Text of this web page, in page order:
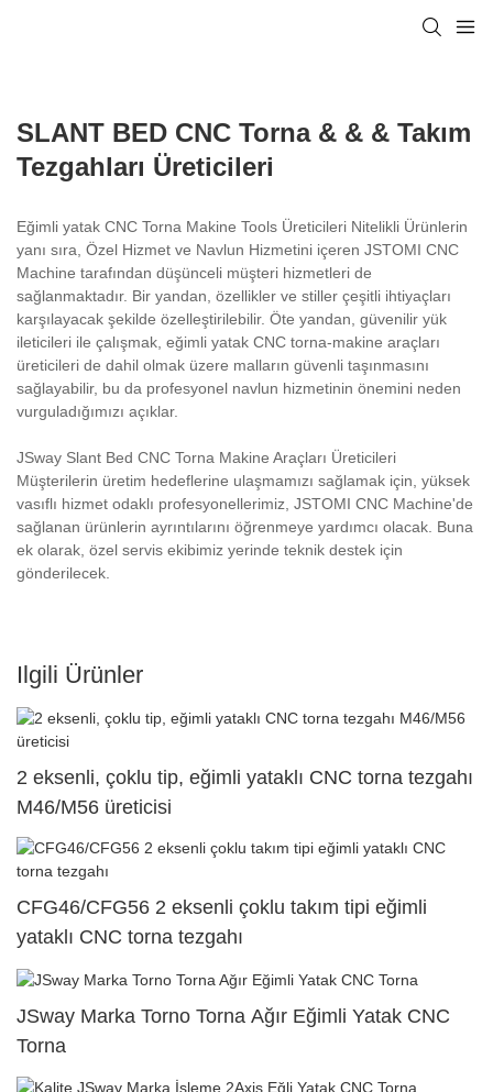
SLANT BED CNC Torna & & & Takım
Tezgahları Üreticileri
Eğimli yatak CNC Torna Makine Tools Üreticileri Nitelikli Ürünlerin
yanı sıra, Özel Hizmet ve Navlun Hizmetini içeren JSTOMI CNC
Machine tarafından düşünceli müşteri hizmetleri de
sağlanmaktadır. Bir yandan, özellikler ve stiller çeşitli ihtiyaçları
karşılayacak şekilde özelleştirilebilir. Öte yandan, güvenilir yük
ileticileri ile çalışmak, eğimli yatak CNC torna-makine araçları
üreticileri de dahil olmak üzere malların güvenli taşınmasını
sağlayabilir, bu da profesyonel navlun hizmetinin önemini neden
vurguladığımızı açıklar.
JSway Slant Bed CNC Torna Makine Araçları Üreticileri
Müşterilerin üretim hedeflerine ulaşmamızı sağlamak için, yüksek
vasıflı hizmet odaklı profesyonellerimiz, JSTOMI CNC Machine'de
sağlanan ürünlerin ayrıntılarını öğrenmeye yardımcı olacak. Buna
ek olarak, özel servis ekibimiz yerinde teknik destek için
gönderilecek.
Ilgili Ürünler
2 eksenli, çoklu tip, eğimli yataklı CNC torna tezgahı
M46/M56 üreticisi
CFG46/CFG56 2 eksenli çoklu takım tipi eğimli
yataklı CNC torna tezgahı
JSway Marka Torno Torna Ağır Eğimli Yatak CNC
Torna